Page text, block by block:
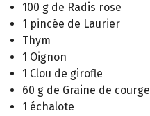
100 g de Radis rose
1 pincée de Laurier
Thym
1 Oignon
1 Clou de girofle
60 g de Graine de courge
1 échalote